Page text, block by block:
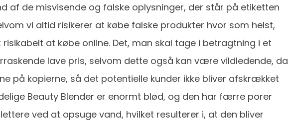
af de misvisende og falske oplysninger, der står på etiketten
vi altid risikerer at købe falske produkter hvor som helst,
at købe online. Det, man skal tage i betragtning i et
lave pris, selvom dette også kan være vildledende, da
på kopierne, så det potentielle kunder ikke bliver afskrækket
Beauty Blender er enormt blød, og den har færre porer
ved at opsuge vand, hvilket resulterer i, at den bliver